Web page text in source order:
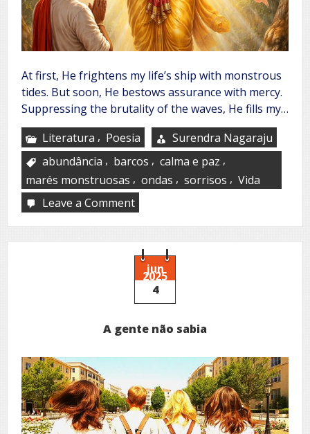
At first, He frightens my life’s ship with monstrous
tides. But soon, He bestows assurance with mercy.
Suppressing the brutality of the waves, He fills my…
Literatura , Poesia
Surendra Nagaraju
abundância , barcos , calma e paz ,
marés monstruosas , ondas , sorrisos , Vida
Leave a Commenton
act
jun
2025
4
A gente não sabia